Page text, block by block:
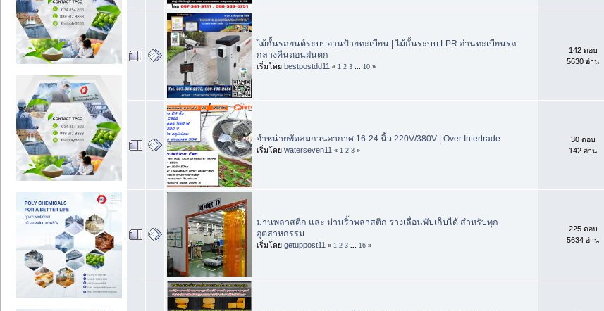
ไม้กั้นรถยนต์ระบบอ่านป้ายทะเบียน | ไม้กั้นระบบ LPR อ่านทะเบียนรถ
กลางคืนตอนฝนตก
เริ่มโดย bestpostdd11 « 1 2 3 10 »
142 ตอบ
5630 อ่าน
จำหน่ายพัดลมกวนอากาศ 16-24 นิ้ว 220V/380V | Over Intertrade
เริ่มโดย waterseven11 « 1 2 3 »
30 ตอบ
142 อ่าน
ม่านพลาสติก และ ม่านริ้วพลาสติก รางเลื่อนพับเก็บได้ สำหรับทุก
อุตสาหกรรม
เริ่มโดย getuppost11 « 1 2 3 16 »
225 ตอบ
5634 อ่าน